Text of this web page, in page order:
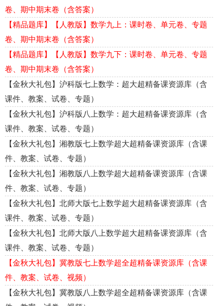
卷、期中期末卷（含答案）
【精品题库】【人教版】数学九上：课时卷、单元卷、专题
卷、期中期末卷（含答案）
【精品题库】【人教版】数学九下：课时卷、单元卷、专题
卷、期中期末卷（含答案）
【金秋大礼包】沪科版七上数学：超大超精备课资源库（含
课件、教案、试卷、专题）
【金秋大礼包】沪科版八上数学：超大超精备课资源库（含
课件、教案、试卷、专题）
【金秋大礼包】湘教版七上数学超大超精备课资源库（含课
件、教案、试卷、专题）
【金秋大礼包】湘教版八上数学超大超精备课资源库（含课
件、教案、试卷、专题）
【金秋大礼包】北师大版七上数学超大超精备课资源库（含
课件、教案、试卷、专题）
【金秋大礼包】北师大版八上数学超大超精备课资源库（含
课件、教案、试卷、专题）
【金秋大礼包】冀教版七上数学超全超精备课资源库（含课
件、教案、试卷、视频）
【金秋大礼包】冀教版八上数学超全超精备课资源库（含课